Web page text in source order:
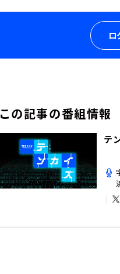
ロ
この記事の番組情報
テ